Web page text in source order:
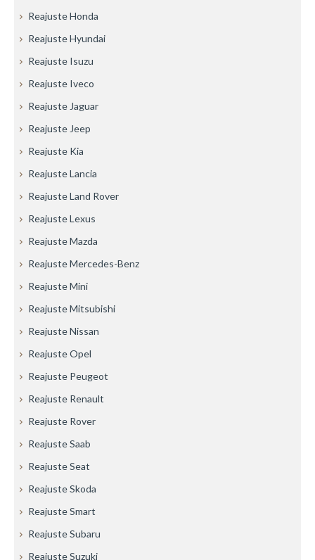
Reajuste Honda
Reajuste Hyundai
Reajuste Isuzu
Reajuste Iveco
Reajuste Jaguar
Reajuste Jeep
Reajuste Kia
Reajuste Lancia
Reajuste Land Rover
Reajuste Lexus
Reajuste Mazda
Reajuste Mercedes-Benz
Reajuste Mini
Reajuste Mitsubishi
Reajuste Nissan
Reajuste Opel
Reajuste Peugeot
Reajuste Renault
Reajuste Rover
Reajuste Saab
Reajuste Seat
Reajuste Skoda
Reajuste Smart
Reajuste Subaru
Reajuste Suzuki